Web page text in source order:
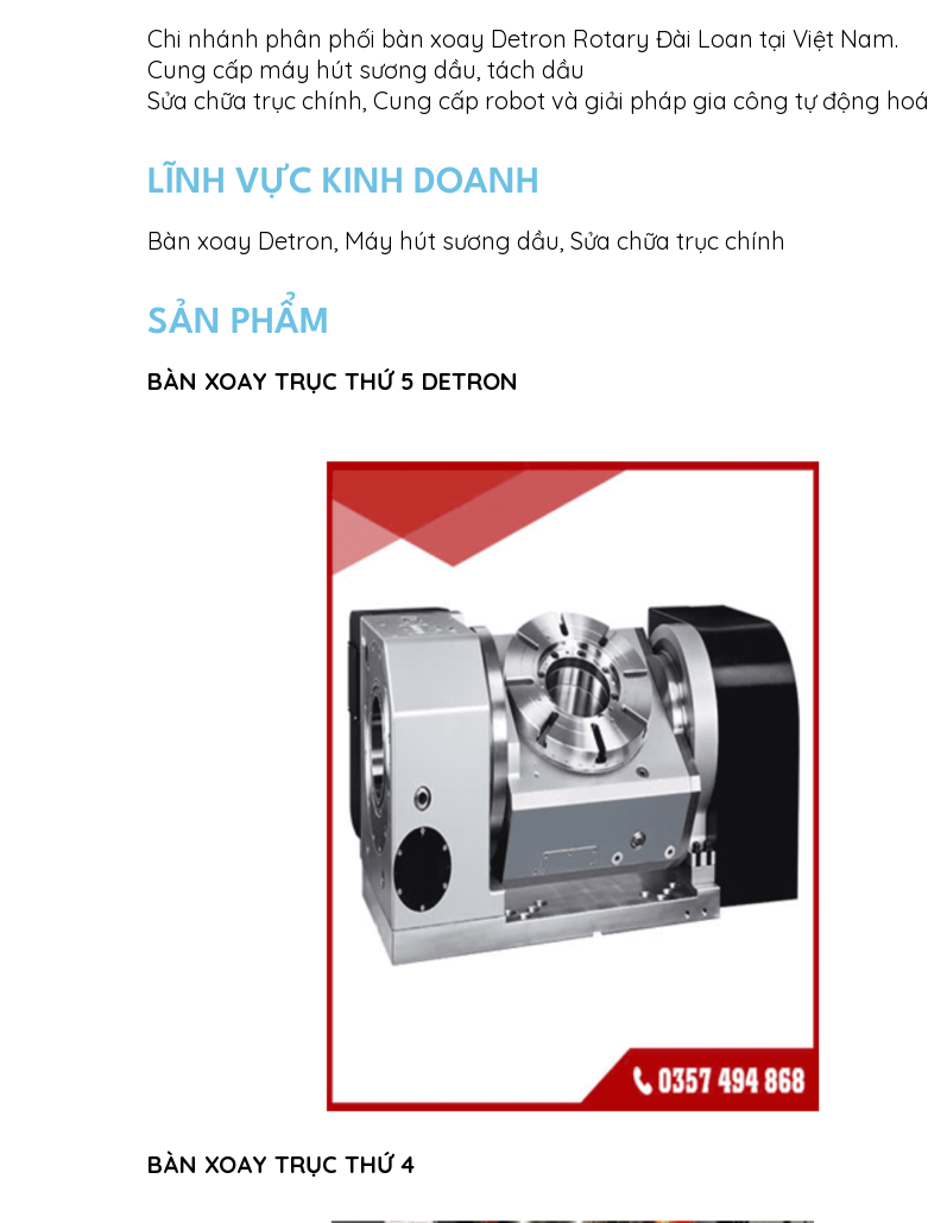
Chi nhánh phân phối bàn xoay Detron Rotary Đài Loan tại Việt Nam.
Cung cấp máy hút sương dầu, tách dầu
Sửa chữa trục chính, Cung cấp robot và giải pháp gia công tự động hoá
LĨNH VỰC KINH DOANH
Bàn xoay Detron, Máy hút sương dầu, Sửa chữa trục chính
SẢN PHẨM
BÀN XOAY TRỤC THỨ 5 DETRON
BÀN XOAY TRỤC THỨ 4